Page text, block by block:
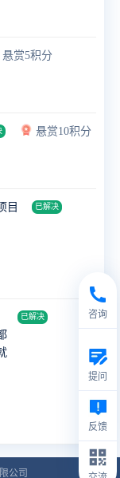
悬赏5积分
悬赏10积分
目
已解决
已解决
公司
咨询
提问
反馈